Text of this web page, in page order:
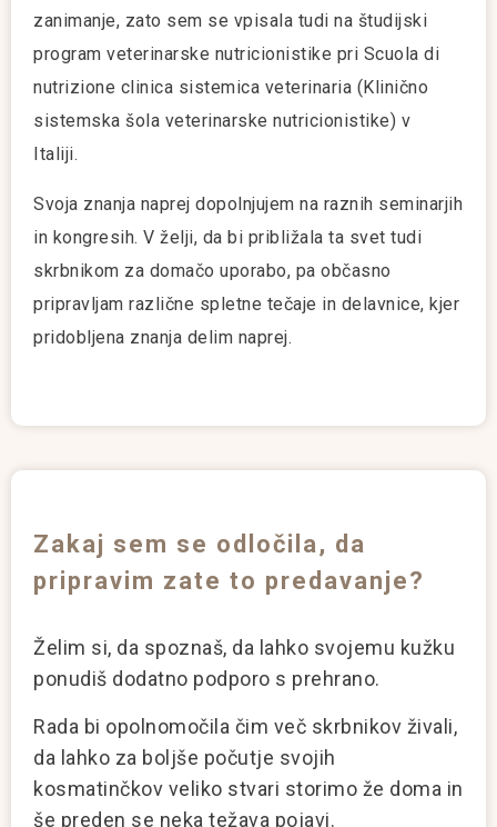
zanimanje, zato sem se vpisala tudi na študijski
program veterinarske nutricionistike pri Scuola di
nutrizione clinica sistemica veterinaria (Klinično
sistemska šola veterinarske nutricionistike) v
Italiji.
Svoja znanja naprej dopolnjujem na raznih seminarjih
in kongresih. V želji, da bi približala ta svet tudi
skrbnikom za domačo uporabo, pa občasno
pripravljam različne spletne tečaje in delavnice, kjer
pridobljena znanja delim naprej.
Zakaj sem se odločila, da
pripravim zate to predavanje?
Želim si, da spoznaš, da lahko svojemu kužku
ponudiš dodatno podporo s prehrano.
Rada bi opolnomočila čim več skrbnikov živali,
da lahko za boljše počutje svojih
kosmatinčkov veliko stvari storimo že doma in
še preden se neka težava pojavi.